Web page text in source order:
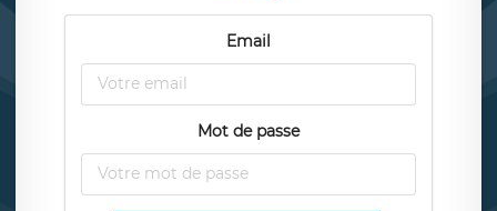
Email
Mot de passe